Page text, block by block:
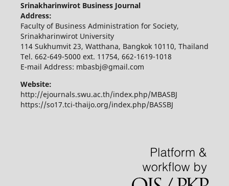
Srinakharinwirot Business Journal
Address:
Faculty of Business Administration for Society,
Srinakharinwirot University
114 Sukhumvit 23, Watthana, Bangkok 10110, Thailand
Tel. 662-649-5000 ext. 11754, 662-1619-1018
E-mail Address: mbasbj@gmail.com
Website:
http://ejournals.swu.ac.th/index.php/MBASBJ
https://so17.tci-thaijo.org/index.php/BASSBJ